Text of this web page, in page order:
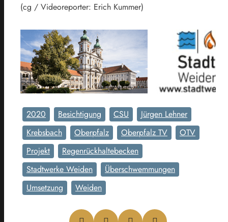
(cg / Videoreporter: Erich Kummer)
2020 Besichtigung CSU
Jürgen Lehner
Krebsbach
Oberpfalz Oberpfalz TV
OTV
Projekt
Regenrückhaltebecken
Stadtwerke Weiden
Überschwemmungen
Umsetzung
Weiden